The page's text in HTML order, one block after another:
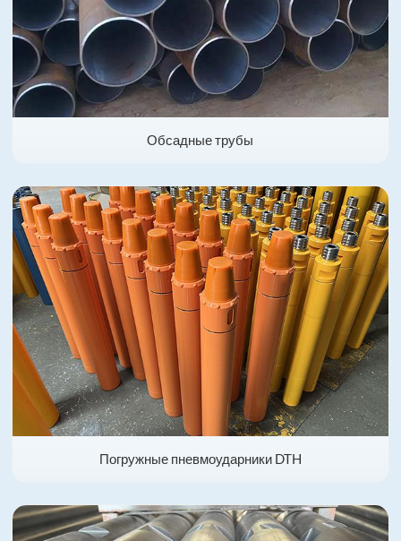
Обсадные трубы
Погружные пневмоударники DTH